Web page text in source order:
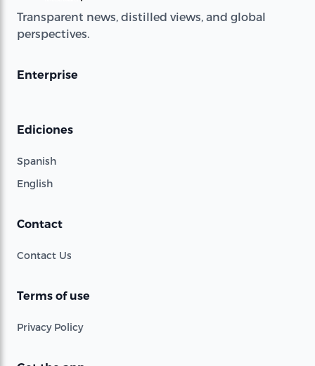
Transparent news, distilled views, and global
perspectives.
Enterprise
Ediciones
Spanish
English
Contact
Contact Us
Terms of use
Privacy Policy